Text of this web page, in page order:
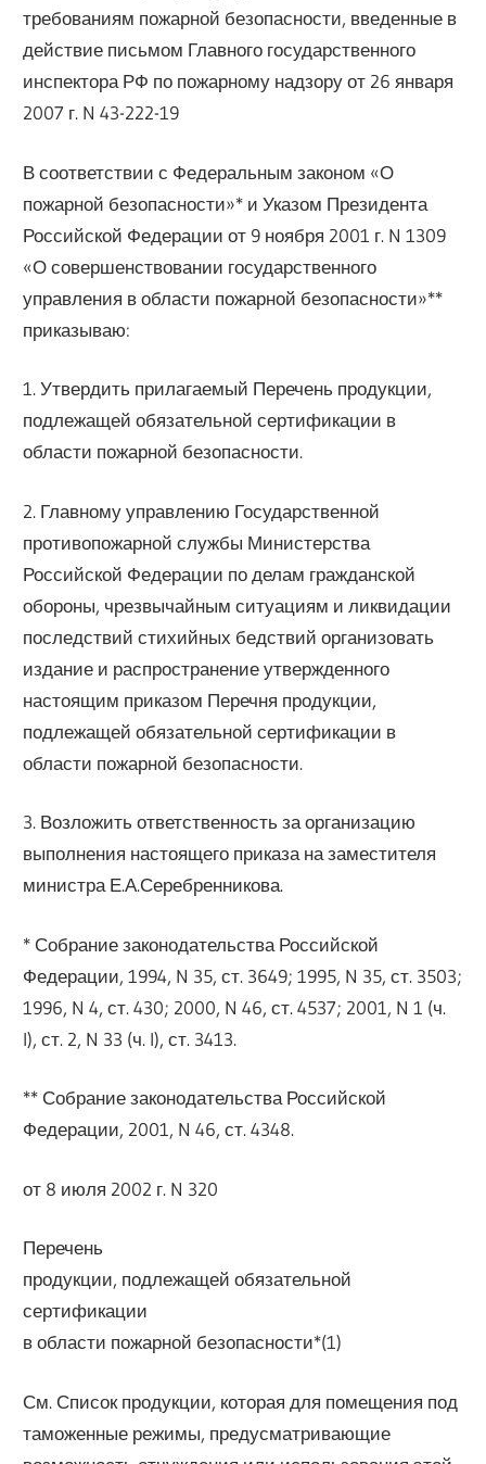
требованиям пожарной безопасности, введенные в
действие письмом Главного государственного
инспектора РФ по пожарному надзору от 26 января
2007 г. N 43-222-19
В соответствии с Федеральным законом «О
пожарной безопасности»* и Указом Президента
Российской Федерации от 9 ноября 2001 г. N 1309
«О совершенствовании государственного
управления в области пожарной безопасности»**
приказываю:
1. Утвердить прилагаемый Перечень продукции,
подлежащей обязательной сертификации в
области пожарной безопасности.
2. Главному управлению Государственной
противопожарной службы Министерства
Российской Федерации по делам гражданской
обороны, чрезвычайным ситуациям и ликвидации
последствий стихийных бедствий организовать
издание и распространение утвержденного
настоящим приказом Перечня продукции,
подлежащей обязательной сертификации в
области пожарной безопасности.
3. Возложить ответственность за организацию
выполнения настоящего приказа на заместителя
министра Е.А.Серебренникова.
* Собрание законодательства Российской
Федерации, 1994, N 35, ст. 3649; 1995, N 35, ст. 3503;
1996, N 4, ст. 430; 2000, N 46, ст. 4537; 2001, N 1 (ч.
I), ст. 2, N 33 (ч. I), ст. 3413.
** Собрание законодательства Российской
Федерации, 2001, N 46, ст. 4348.
от 8 июля 2002 г. N 320
Перечень
продукции, подлежащей обязательной
сертификации
в области пожарной безопасности*(1)
См. Список продукции, которая для помещения под
таможенные режимы, предусматривающие